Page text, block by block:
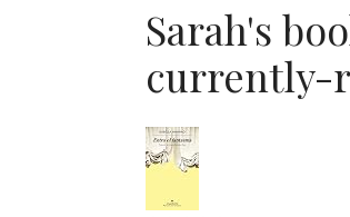
Sarah's
currently-